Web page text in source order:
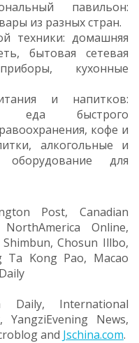
павильон:
из разных стран.
техники: домашняя
бытовая сетевая
кухонные
и напитков:
еда быстрого
кофе и
алкогольные и
оборудование для
Post, Canadian
Online,
Chosun Illbo,
Ta Kong Pao, Macao
Daily, International
News,
and Jschina.com.